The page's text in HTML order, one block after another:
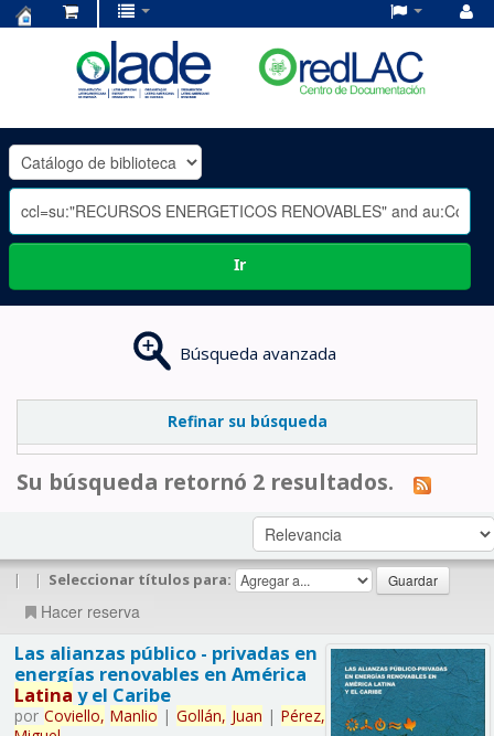
OLADE
-
Ir
Búsqueda avanzada
Refinar su búsqueda
Su búsqueda retornó 2 resultados.
| | Seleccionar títulos para:
Hacer reserva
Las alianzas público - privadas en
energías renovables en América
Latina y el Caribe
por Coviello, Manlio | Gollán, Juan | Pérez,